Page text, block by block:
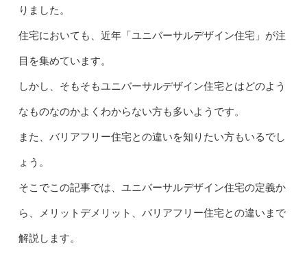
りました。
住宅においても、近年「ユニバーサルデザイン住宅」が注
目を集めています。
しかし、そもそもユニバーサルデザイン住宅とはどのよう
なものなのかよくわからない方も多いようです。
また、バリアフリー住宅との違いを知りたい方もいるでし
ょう。
そこでこの記事では、ユニバーサルデザイン住宅の定義か
ら、メリットデメリット、バリアフリー住宅との違いまで
解説します。